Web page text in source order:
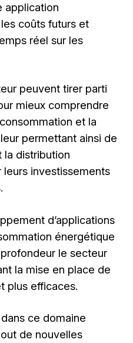
application
coûts futurs et
réel sur les
peuvent tirer parti
mieux comprendre
et la
permettant ainsi de
la distribution
leurs investissements
d’applications
énergétique
le secteur
la mise en place de
plus efficaces.
ce domaine
de nouvelles